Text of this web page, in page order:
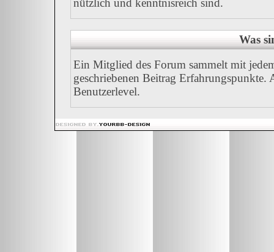
nützlich und kenntnisreich sind.
Was
Ein Mitglied des Forum sammelt mit
geschriebenen Beitrag Erfahrungspunkte.
Benutzerlevel.